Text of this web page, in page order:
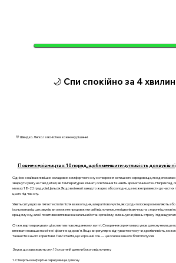
🌙 Спи спокійно за 4
💛 Швидко. Легко. І з ясністю в кожному рішенні.
Повне керівництво: 10 порад, щоб зменшити чутливість до звуків
Однією з найважливіших складових комфортного сну є створення затишного середовища, яке допомагає
звернути увагу на такі деталі, як температура в кімнаті, освітлення та навіть ароматичні нотки.
межах 18-22 градусів Цельсія. Якщо в кімнаті занадто жарко або холодно, це може призвести до
цього під час сну.
Уявіть ситуацію: ви лягаєте спати після важкого дня, але раптово чуєте, як сусіди голосно розмовляють
ізольована від цих звуків, ви зможете продовжити свій відпочинок, не відволікаючись на сторонні шумові
кращому сну, але й позитивно впливає на загальний стан організму, зменшуючи рівень стресу і
Отже, варто врахувати ці аспекти в повсякденному житті. Створення сприятливих умов для сну не лише
впливати на ваше психічне і фізичне здоров'я. Якщо ви регулярно відчуваєте втому чи дратівливість,
та внести в нього корективи. Пам'ятайте, що хороший сон — це основа вашого благополуччя.
Звуки, що заважають сну: 10 стратегій для глибокого відпочинку
1. Створіть комфортне середовище для сну